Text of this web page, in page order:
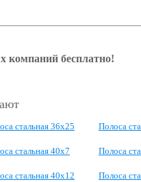
компаний бесплатно!
стальная 36x25 Полоса
стальная 40x7 Полоса
стальная 40x12 Полоса